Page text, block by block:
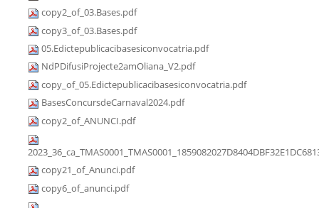
copy2_of_03.Bases.pdf
copy3_of_03.Bases.pdf
05.Edictepublicacibasesiconvocatria.pdf
NdPDifusiProjecte2amOliana_V2.pdf
copy_of_05.Edictepublicacibasesiconvocatria.pdf
BasesConcursdeCarnaval2024.pdf
copy2_of_ANUNCI.pdf
copy21_of_Anunci.pdf
copy6_of_anunci.pdf